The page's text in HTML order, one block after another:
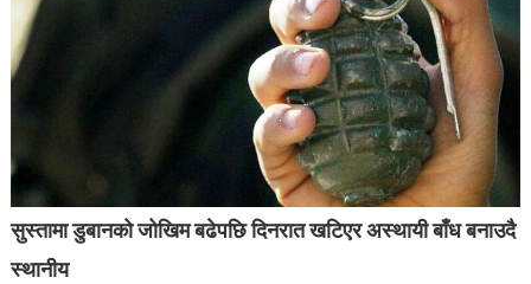
सुस्तामा डुबानको जोखिम बढेपछि दिनरात खटिएर अस्थायी बाँध बनाउदै
स्थानीय